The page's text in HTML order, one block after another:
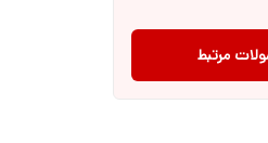
مرتبط